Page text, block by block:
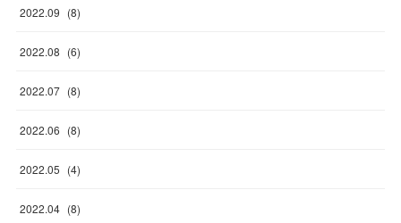
2022.09 (8)
2022.08 (6)
2022.07 (8)
2022.06 (8)
2022.05 (4)
2022.04 (8)